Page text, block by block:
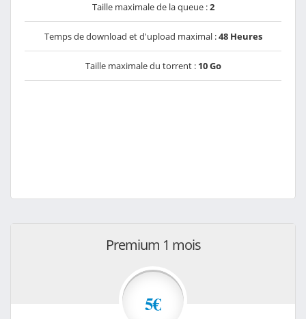
Taille maximale de la queue :2
Temps de download et d'upload maximal :48 Heures
Taille maximale du torrent : 10 Go
Premium 1 mois
5€